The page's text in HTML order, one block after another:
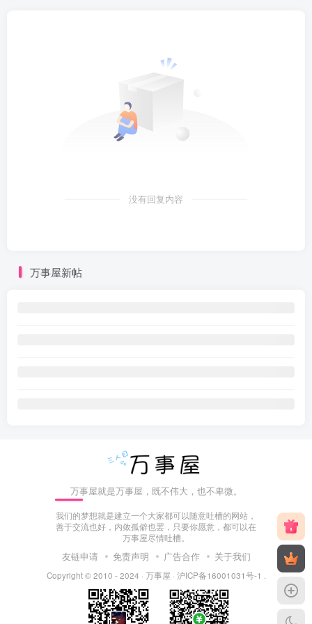
没有回复内容
万事屋新帖
万事屋就是万事屋，既不伟大，也不卑微。
我们的梦想就是建立一个大家都可以随意吐槽的网站，
善于交流也好，内敛孤僻也罢，只要你愿意，都可以在
万事屋尽情吐槽。
友链申请 免责声明 广告合作 关于我们
Copyright © 2010 - 2024 · 万事屋 · 沪ICP备16001031号-1